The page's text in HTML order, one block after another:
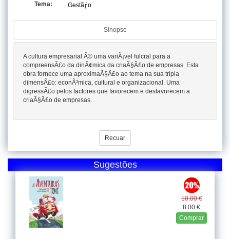
Tema:
Gestãƒo
Sinopse
A cultura empresarial Ã© uma variÃ¡vel fulcral para a
compreensÃ£o da dinÃ¢mica da criaÃ§Ã£o de empresas. Esta
obra fornece uma aproximaÃ§Ã£o ao tema na sua tripla
dimensÃ£o: econÃ³mica, cultural e organizacional. Uma
digressÃ£o pelos factores que favorecem e desfavorecem a
criaÃ§Ã£o de empresas.
Recuar
Sugestões
10.00 €
8.00 €
Comprar